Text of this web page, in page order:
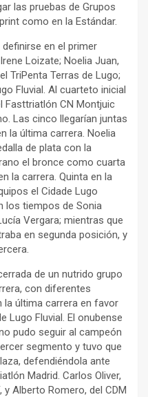
las pruebas de Grupos
como en la Estándar.
en el primer
Loizate; Noelia Juan,
TriPenta Terras de Lugo;
Fluvial. Al cuarteto inicial
Fasttriatlón CN Montjuic
Las cinco llegarían juntas
la última carrera. Noelia
de plata con la
el bronce como cuarta
la carrera. Quinta en la
el Cidade Lugo
los tiempos de Sonia
Vergara; mientras que
en segunda posición, y
de un nutrido grupo
con diferentes
la última carrera en favor
Lugo Fluvial. El onubense
pudo seguir al campeón
segmento y tuvo que
defendiéndola ante
Madrid. Carlos Oliver,
y Alberto Romero, del CDM